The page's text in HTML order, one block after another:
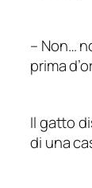
– Non…
prima
Il gatto
di una